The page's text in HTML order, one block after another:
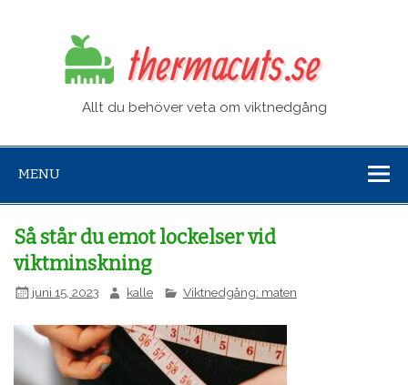
Allt du behöver veta om viktnedgång
MENU
Så står du emot lockelser vid
viktminskning
juni 15, 2023 kalle Viktnedgång: maten